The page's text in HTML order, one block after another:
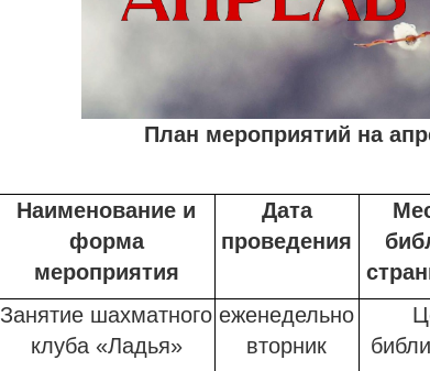
План мероприятий на
Наименование и
форма
мероприятия
Дата
проведения
Занятие шахматного
клуба «Ладья»
еженедельно
вторник